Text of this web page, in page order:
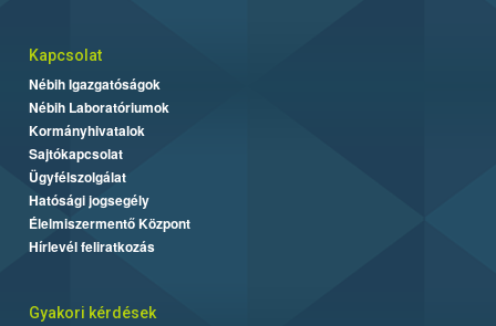
Kapcsolat
Nébih Igazgatóságok
Nébih Laboratóriumok
Kormányhivatalok
Sajtókapcsolat
Ügyfélszolgálat
Hatósági jogsegély
Élelmiszermentő Központ
Hírlevél feliratkozás
Gyakori kérdések